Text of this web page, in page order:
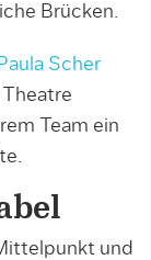
Brücken.
Scher
Team ein
und